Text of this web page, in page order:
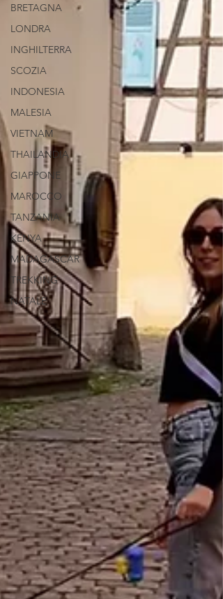
BRETAGNA
LONDRA
INGHILTERRA
SCOZIA
INDONESIA
MALESIA
VIETNAM
THAILANDIA
GIAPPONE
MAROCCO
TANZANIA
KENYA
MADAGASCAR
TREKKING
NATALE